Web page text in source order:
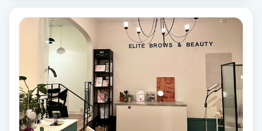
Nagelsvamp
Nageltrång
Nagelvård